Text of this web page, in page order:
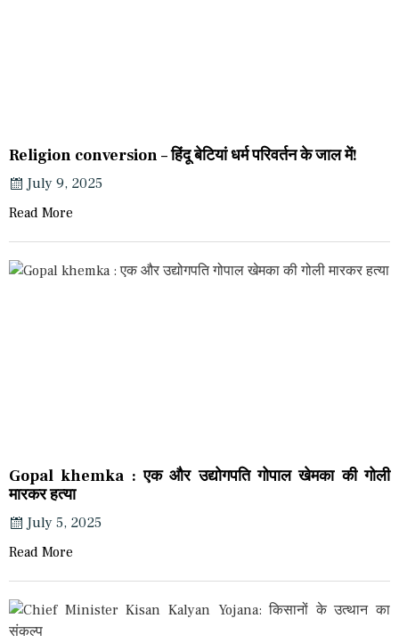
Religion conversion – हिंदू बेटियां धर्म परिवर्तन के जाल में!
July 9, 2025
Read More
Gopal khemka : एक और उद्योगपति गोपाल खेमका की गोली
मारकर हत्या
July 5, 2025
Read More